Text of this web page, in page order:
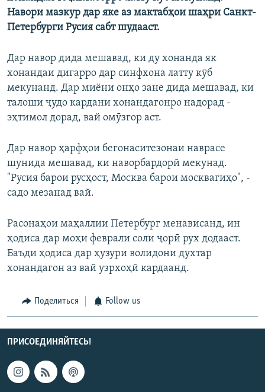
Навори мазкур дар яке аз мактабҳои шаҳри Санкт-
Петербурги Русия сабт шудааст.
Дар навор дида мешавад, ки ду хонанда як
хонандаи дигарро дар синфхона латту кӯб
мекунанд. Дар миёни онҳо зане дида мешавад, ки
талоши ҷудо кардани хонандагонро надорад -
эҳтимол дорад, вай омӯзгор аст.
Дар навор ҳарфҳои бегонаситезонаи наврасе
шунида мешавад, ки наворбардорӣ мекунад.
"Русия барои русҳост, Москва барои москвагиҳо", -
садо мезанад вай.
Расонаҳои маҳаллии Петербург менависанд, ин
ҳодиса дар моҳи феврали соли ҷорӣ рух додааст.
Баъди ҳодиса дар ҳузури волидони духтар
хонандагон аз вай узрхоҳӣ кардаанд.
Поделиться Follow us
ПРИСОЕДИНЯЙТЕСЬ!